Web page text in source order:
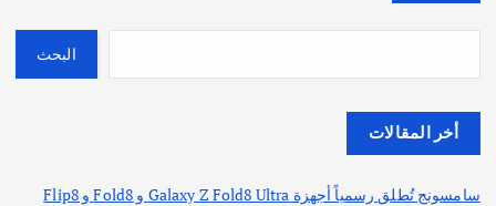
البحث
أخر المقالات
سامسونج تُطلق رسمياً أجهزة Galaxy Z Fold8 Ultra و Fold8 و Flip8